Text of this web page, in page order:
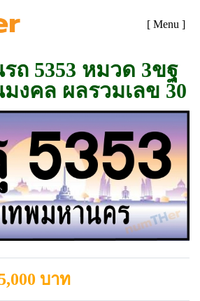
[ Menu ]
ถ 5353 หมวด 3ขฐ
งคล ผลรวมเลข 30
บาท